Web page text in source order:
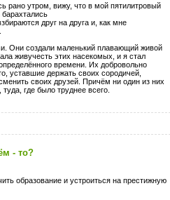
рано утром, вижу, что в мой пятилитровый
друг на друга и, как мне
Они создали маленький плавающий живой
живучесть этих насекомых, и я стал
времени. Их добровольно
уставшие держать своих сородичей,
своих друзей. Причём ни один из них
где было труднее всего.
- то?
образование и устроиться на престижную